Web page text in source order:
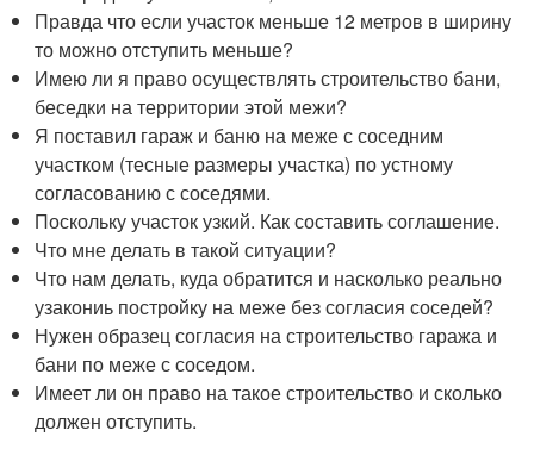
Правда что если участок меньше 12 метров в ширину
то можно отступить меньше?
Имею ли я право осуществлять строительство бани,
беседки на территории этой межи?
Я поставил гараж и баню на меже с соседним
участком (тесные размеры участка) по устному
согласованию с соседями.
Поскольку участок узкий. Как составить соглашение.
Что мне делать в такой ситуации?
Что нам делать, куда обратится и насколько реально
узакониь постройку на меже без согласия соседей?
Нужен образец согласия на строительство гаража и
бани по меже с соседом.
Имеет ли он право на такое строительство и сколько
должен отступить.